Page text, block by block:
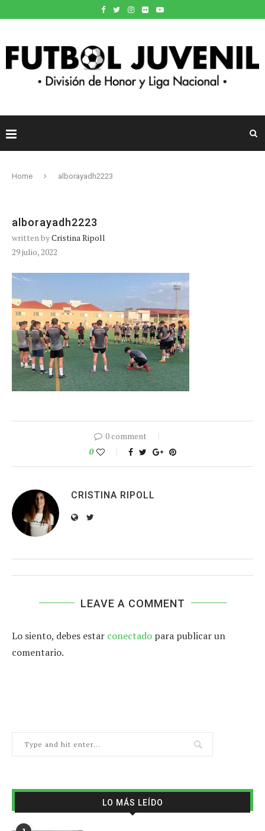
Home alborayadh2223
alborayadh2223
written byCristina Ripoll
29 julio, 2022
0 comment
0
CRISTINA RIPOLL
LEAVE A COMMENT
Lo siento, debes estar conectado para publicar un
comentario.
LO MÁS LEÍDO